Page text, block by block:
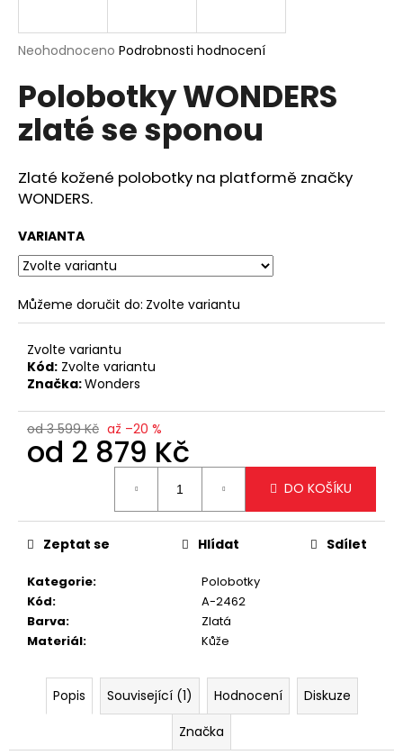
Průměrné
produktu
je
0,0
z
hvězdiček.
Neohodnoceno Podrobnosti hodnocení
Polobotky WONDERS
zlaté se sponou
Zlaté kožené polobotky na platformě značky
WONDERS.
VARIANTA
Můžeme doručit do: Zvolte variantu
Zvolte variantu
Kód: Zvolte variantu
Značka:Wonders
od 3 599 Kč až –20 %
od 2 879 Kč
DO KOŠÍKU
Kategorie:
Polobotky
Kód:
A-2462
Barva:
Zlatá
Materiál: Kůže
Zeptat se Hlídat Sdílet
Popis Související (1) Hodnocení
Diskuze
Značka
j
t
?
o
p
o
u
č
u
e
KRÉMOVÁ
PODLOUHLÁ
KABELKA
NA
RAMENO
SE
ZLATÝM